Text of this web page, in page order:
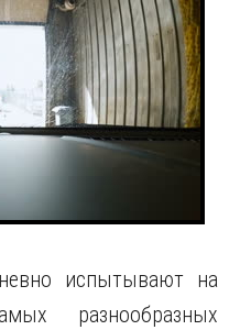
испытывают на
разнообразных